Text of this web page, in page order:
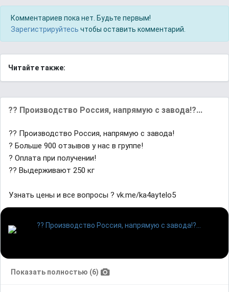
Комментариев пока нет. Будьте первым!
Зарегистрируйтесь чтобы оставить комментарий.
Читайте также:
?? Производство Россия, напрямую с завода!?...
?? Производство Россия, напрямую с завода!
? Больше 900 отзывов у нас в группе!
? Оплата при получении!
?? Выдерживают 250 кг
Узнать цены и все вопросы ? vk.me/ka4aytelo5
Показать полностью (6)